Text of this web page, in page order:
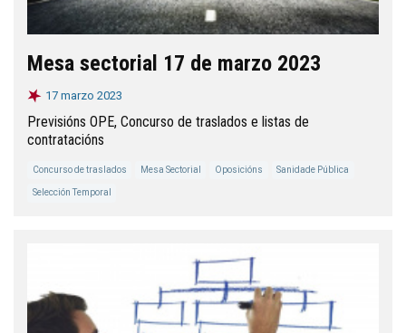
Mesa sectorial 17 de marzo 2023
17 marzo 2023
Previsións OPE, Concurso de traslados e listas de
contratacións
Concurso de traslados Mesa Sectorial Oposicións Sanidade Pública
Selección Temporal